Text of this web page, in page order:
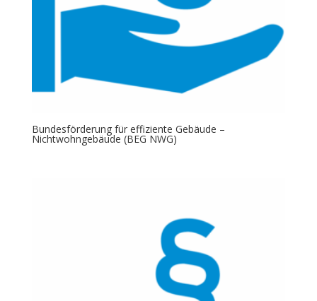
Bundesförderung für effiziente Gebäude –
Nichtwohngebäude (BEG NWG)